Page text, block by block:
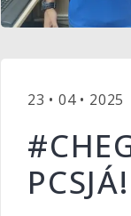
23 • 04 •
PCSJÁ!